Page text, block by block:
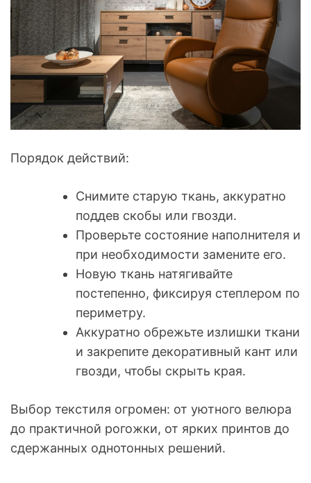
Порядок действий:
Снимите старую ткань, аккуратно
поддев скобы или гвозди.
Проверьте состояние наполнителя и
при необходимости замените его.
Новую ткань натягивайте
постепенно, фиксируя степлером по
периметру.
Аккуратно обрежьте излишки ткани
и закрепите декоративный кант или
гвозди, чтобы скрыть края.
Выбор текстиля огромен: от уютного велюра
до практичной рогожки, от ярких принтов до
сдержанных однотонных решений.